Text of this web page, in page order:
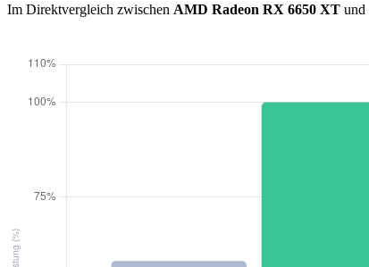
Im Direktvergleich zwischen AMD Radeon RX 6650 XT und